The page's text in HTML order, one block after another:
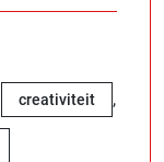
creativiteit ,